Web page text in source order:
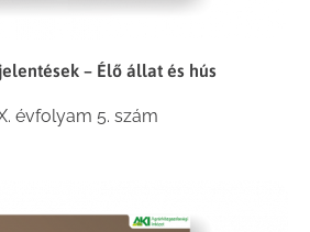
– Élő állat és hús
évfolyam 5. szám